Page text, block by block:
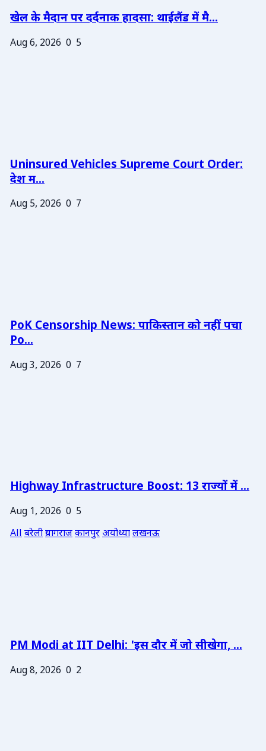
खेल के मैदान पर दर्दनाक हादसा: थाईलैंड में मै...
Aug 6, 2026 0 5
Uninsured Vehicles Supreme Court Order:
देश म...
Aug 5, 2026 0 7
PoK Censorship News: पाकिस्तान को नहीं पचा
Po...
Aug 3, 2026 0 7
Highway Infrastructure Boost: 13 राज्यों में ...
Aug 1, 2026 0 5
Allबरेलीप्रयागराजकानपुरअयोध्यालखनऊ
PM Modi at IIT Delhi: 'इस दौर में जो सीखेगा, ...
Aug 8, 2026 0 2